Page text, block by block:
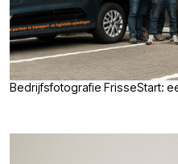
Bedrijfsfotografie FrisseStart: